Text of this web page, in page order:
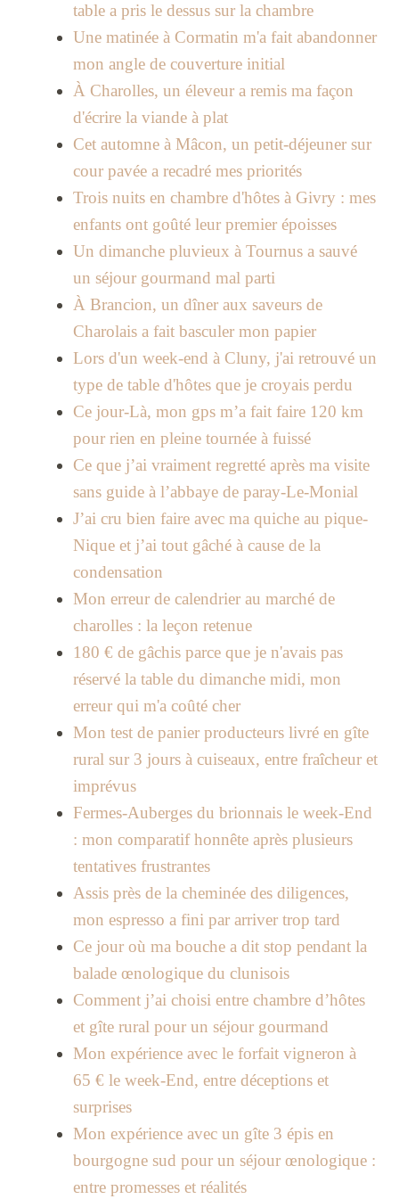
table a pris le dessus sur la chambre
Une matinée à Cormatin m'a fait abandonner
mon angle de couverture initial
À Charolles, un éleveur a remis ma façon
d'écrire la viande à plat
Cet automne à Mâcon, un petit-déjeuner sur
cour pavée a recadré mes priorités
Trois nuits en chambre d'hôtes à Givry : mes
enfants ont goûté leur premier époisses
Un dimanche pluvieux à Tournus a sauvé
un séjour gourmand mal parti
À Brancion, un dîner aux saveurs de
Charolais a fait basculer mon papier
Lors d'un week-end à Cluny, j'ai retrouvé un
type de table d'hôtes que je croyais perdu
Ce jour-Là, mon gps m’a fait faire 120 km
pour rien en pleine tournée à fuissé
Ce que j’ai vraiment regretté après ma visite
sans guide à l’abbaye de paray-Le-Monial
J’ai cru bien faire avec ma quiche au pique-
Nique et j’ai tout gâché à cause de la
condensation
Mon erreur de calendrier au marché de
charolles : la leçon retenue
180 € de gâchis parce que je n'avais pas
réservé la table du dimanche midi, mon
erreur qui m'a coûté cher
Mon test de panier producteurs livré en gîte
rural sur 3 jours à cuiseaux, entre fraîcheur et
imprévus
Fermes-Auberges du brionnais le week-End
: mon comparatif honnête après plusieurs
tentatives frustrantes
Assis près de la cheminée des diligences,
mon espresso a fini par arriver trop tard
Ce jour où ma bouche a dit stop pendant la
balade œnologique du clunisois
Comment j’ai choisi entre chambre d’hôtes
et gîte rural pour un séjour gourmand
Mon expérience avec le forfait vigneron à
65 € le week-End, entre déceptions et
surprises
Mon expérience avec un gîte 3 épis en
bourgogne sud pour un séjour œnologique :
entre promesses et réalités